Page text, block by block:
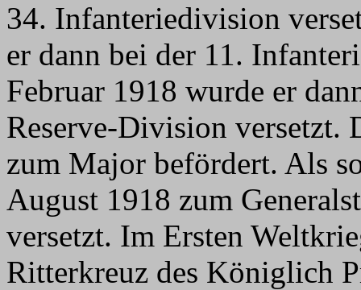
34. Infanteriedivision
er dann bei der 11.
Februar 1918 wurde er
Reserve-Division versetzt.
zum Major befördert. Als
August 1918 zum
versetzt. Im Ersten
Ritterkreuz des Königlich